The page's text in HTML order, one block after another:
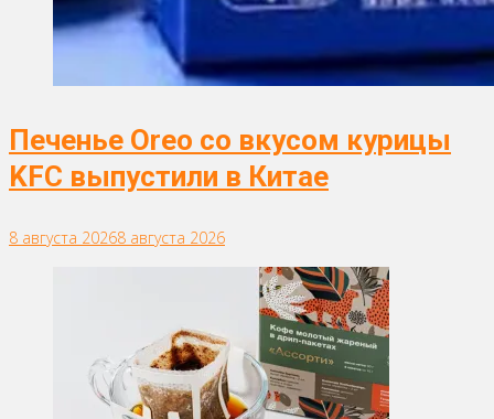
Печенье Oreo со вкусом курицы
KFC выпустили в Китае
8 августа 20268 августа 2026